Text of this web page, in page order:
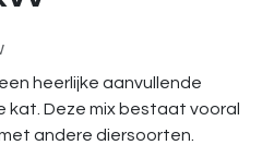
heerlijke aanvullende
kat. Deze mix bestaat vooral
andere diersoorten.